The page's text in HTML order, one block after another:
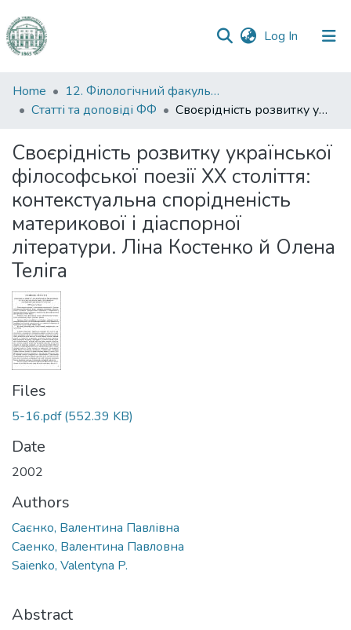
Log In (current)
Communities
&
All of DSpace
Statistics
Home
12. Філологічний факультет
Статті та доповіді ФФ
Своєрідність розвитку української філософської поезії XX століття: контекстуальна спорідненість материкової і діаспорної літератури. Ліна Костенко й Олена Теліга
Своєрідність розвитку української
філософської поезії XX століття:
контекстуальна спорідненість
материкової і діаспорної
літератури. Ліна Костенко й Олена
Теліга
Files
5-16.pdf(552.39 KB)
Date
2002
Authors
Саєнко, Валентина Павлівна
Саенко, Валентина Павловна
Saienko, Valentyna P.
Abstract